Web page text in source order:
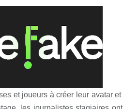
et joueurs à créer leur avatar